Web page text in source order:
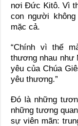
nơi Đức Kitô. Vì
con người
mặc cả.
“Chính vì thế
thương nhau như
yêu của Chúa
yêu thương.”
Đó là những
những tương
sự viên mãn: